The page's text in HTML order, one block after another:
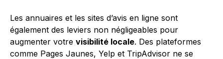
Les annuaires et les sites d’avis en ligne sont
également des leviers non négligeables pour
augmenter votre visibilité locale. Des plateformes
comme Pages Jaunes, Yelp et TripAdvisor ne se